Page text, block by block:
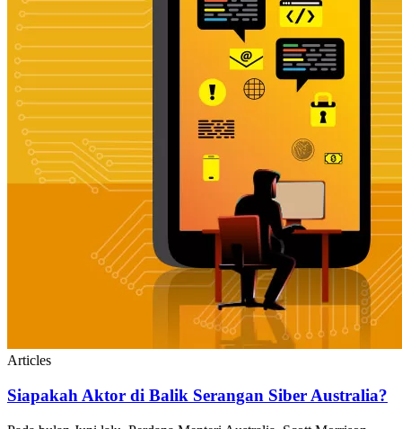
Articles
Siapakah Aktor di Balik Serangan Siber Australia?